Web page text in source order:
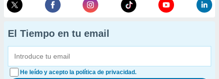
El Tiempo en tu email
He leído y acepto la política de privacidad.